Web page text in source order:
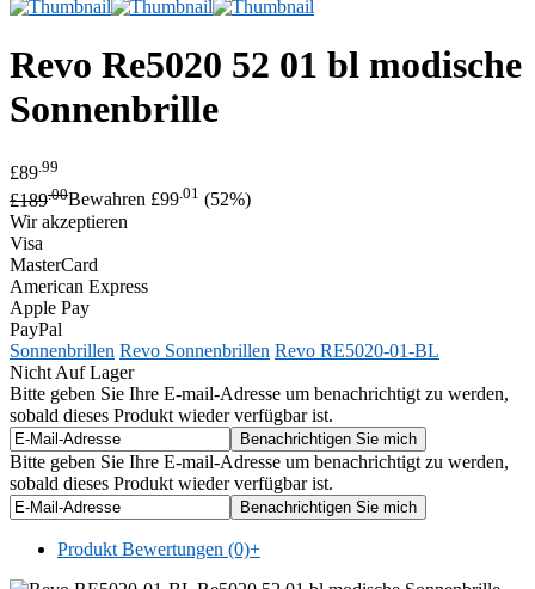
Revo Re5020 52 01 bl modische
Sonnenbrille
£89 .99
£189.00Bewahren £99.01 (52%)
Wir akzeptieren
Visa
MasterCard
American Express
Apple Pay
PayPal
Sonnenbrillen Revo Sonnenbrillen Revo RE5020-01-BL
Nicht Auf Lager
Bitte geben Sie Ihre E-mail-Adresse um benachrichtigt zu werden,
sobald dieses Produkt wieder verfügbar ist.
Bitte geben Sie Ihre E-mail-Adresse um benachrichtigt zu werden,
sobald dieses Produkt wieder verfügbar ist.
Produkt Bewertungen (0)+